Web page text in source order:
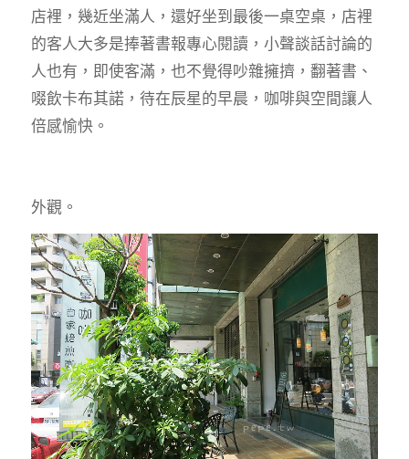
店裡，幾近坐滿人，還好坐到最後一桌空桌，店裡
的客人大多是捧著書報專心閱讀，小聲談話討論的
人也有，即使客滿，也不覺得吵雜擁擠，翻著書、
啜飲卡布其諾，待在辰星的早晨，咖啡與空間讓人
倍感愉快。
外觀。